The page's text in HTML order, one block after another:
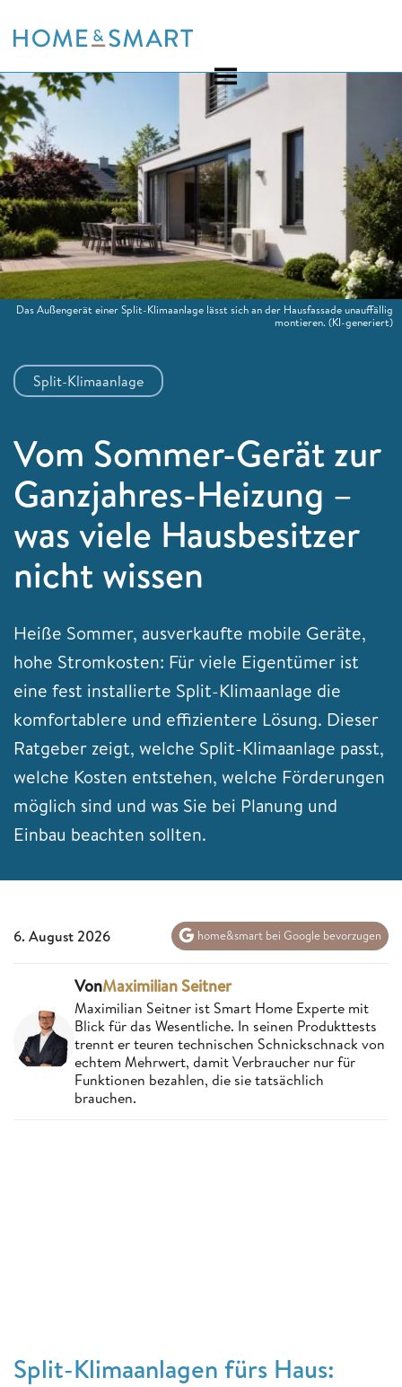
to
Split-Klimaanlage
Vom Sommer-Gerät zur
Ganzjahres-Heizung –
was viele Hausbesitzer
nicht wissen
Heiße Sommer, ausverkaufte mobile Geräte,
hohe Stromkosten: Für viele Eigentümer ist
eine fest installierte Split-Klimaanlage die
komfortablere und effizientere Lösung. Dieser
Ratgeber zeigt, welche Split-Klimaanlage passt,
welche Kosten entstehen, welche Förderungen
möglich sind und was Sie bei Planung und
Einbau beachten sollten.
Das Außengerät einer Split-Klimaanlage lässt sich an der Hausfassade unauffällig
montieren.(KI-generiert)
6. August 2026 home&smart bei Google bevorzugen
VonMaximilian Seitner
Maximilian Seitner ist Smart Home Experte mit
Blick für das Wesentliche. In seinen Produkttests
trennt er teuren technischen Schnickschnack von
echtem Mehrwert, damit Verbraucher nur für
Funktionen bezahlen, die sie tatsächlich
brauchen.
Split-Klimaanlagen fürs Haus: